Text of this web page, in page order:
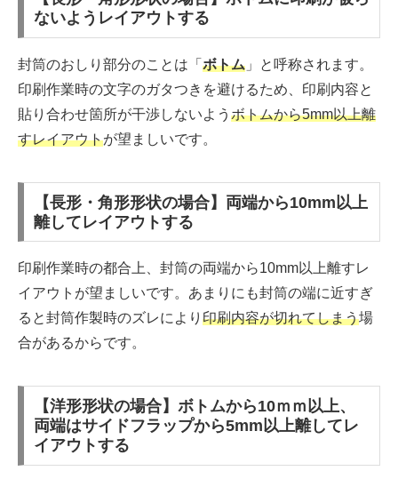
ないようレイアウトする
封筒のおしり部分のことは「 ボトム 」と呼称されます。
印刷作業時の文字のガタつきを避けるため、印刷内容と
貼り合わせ箇所が干渉しないよう ボトムから5mm以上離
すレイアウトが望ましいです。
【長形・角形形状の場合】両端から10mm以上
離してレイアウトする
印刷作業時の都合上、封筒の両端から10mm以上離すレ
イアウトが望ましいです。あまりにも封筒の端に近すぎ
ると封筒作製時のズレにより 印刷内容が切れてしまう場
合があるからです。
【洋形形状の場合】ボトムから10ｍｍ以上、
両端はサイドフラップから5mm以上離してレ
イアウトする